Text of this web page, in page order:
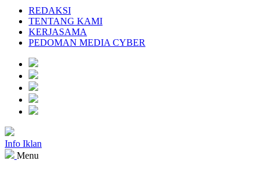
REDAKSI
TENTANG KAMI
KERJASAMA
PEDOMAN MEDIA CYBER
Info Iklan
Menu